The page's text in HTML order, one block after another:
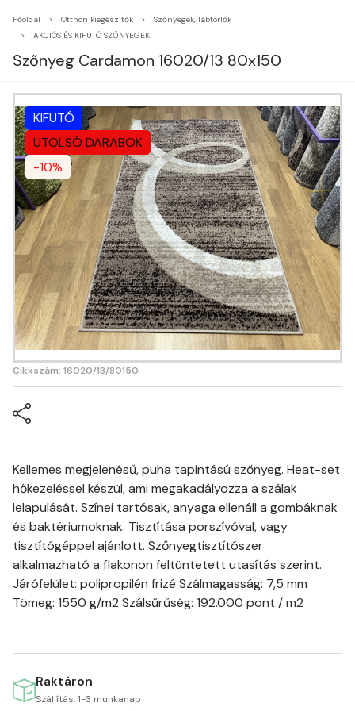
Főoldal Otthon kiegészítők
Szőnyegek, lábtörlők
AKCIÓS ÉS KIFUTÓ SZŐNYEGEK
Szőnyeg Cardamon 16020/13 80x150
KIFUTÓ
UTOLSÓ DARABOK
-10%
Cikkszám: 16020/13/80150
Kellemes megjelenésű, puha tapintású szőnyeg. Heat-set
hőkezeléssel készül, ami megakadályozza a szálak
lelapulását. Színei tartósak, anyaga ellenáll a gombáknak
és baktériumoknak. Tisztítása porszívóval, vagy
tisztítógéppel ajánlott. Szőnyegtisztítószer
alkalmazható a flakonon feltüntetett utasítás szerint.
Járófelület: polipropilén frizé Szálmagasság: 7,5 mm
Tömeg: 1550 g/m2 Szálsűrűség: 192.000 pont / m2
Raktáron
Szállítás: 1-3 munkanap